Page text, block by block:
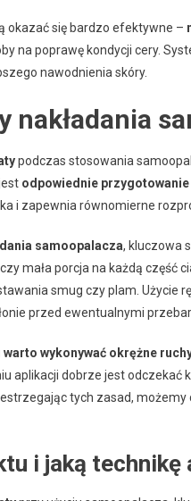
okazać się bardzo efektywne –
na poprawę kondycji cery.
nawodnienia skóry.
nakładania
podczas stosowania
odpowiednie
i zapewnia równomierne
samoopalacza, kluczowa
mała porcja na każdą część
smug czy plam. Użycie
przed ewentualnymi
wykonywać okrężne
aplikacji dobrze jest odczekać
tych zasad, możemy
i jaką